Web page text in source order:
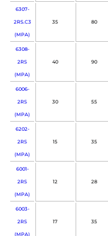
6307-
2RS.C3
(MPA)
35 80
6308-
2RS
(MPA)
40 90
6006-
2RS
(MPA)
30 55
6202-
2RS
(MPA)
15 35
6001-
2RS
(MPA)
12 28
6003-
2RS
(MPA)
17 35